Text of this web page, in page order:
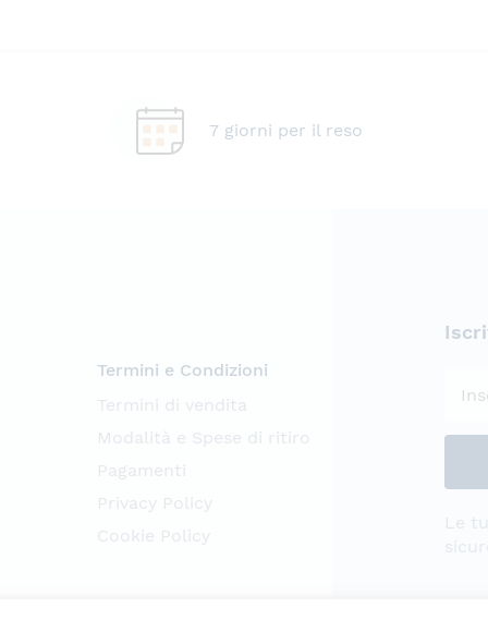
7 giorni per il reso
Termini e Condizioni
Termini di vendita
Modalità e Spese di ritiro
Pagamenti
Privacy Policy
Cookie Policy